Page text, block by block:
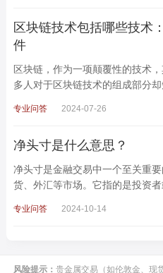
区块链技术包括哪些技术
件
区块链，作为一项颠覆性的技术
多人对于区块链技术的组成部分
专业问答 2024-07-26
净头寸是什么意思？
净头寸是金融交易中一个至关重
货、外汇等市场。它指的是投资
专业问答 2024-10-14
风险提示： 贵金属交易（如伦敦金、现